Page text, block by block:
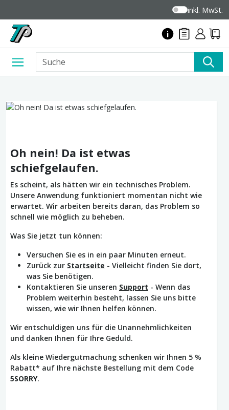
inkl. MwSt.
Oh nein! Da ist etwas
schiefgelaufen.
Es scheint, als hätten wir ein technisches Problem.
Unsere Anwendung funktioniert momentan nicht wie
erwartet. Wir arbeiten bereits daran, das Problem so
schnell wie möglich zu beheben.
Was Sie jetzt tun können:
Versuchen Sie es in ein paar Minuten erneut.
Zurück zur Startseite - Vielleicht finden Sie dort,
was Sie benötigen.
Kontaktieren Sie unseren Support - Wenn das
Problem weiterhin besteht, lassen Sie uns bitte
wissen, wie wir Ihnen helfen können.
Wir entschuldigen uns für die Unannehmlichkeiten
und danken Ihnen für Ihre Geduld.
Als kleine Wiedergutmachung schenken wir Ihnen 5 %
Rabatt* auf Ihre nächste Bestellung mit dem Code
5SORRY.